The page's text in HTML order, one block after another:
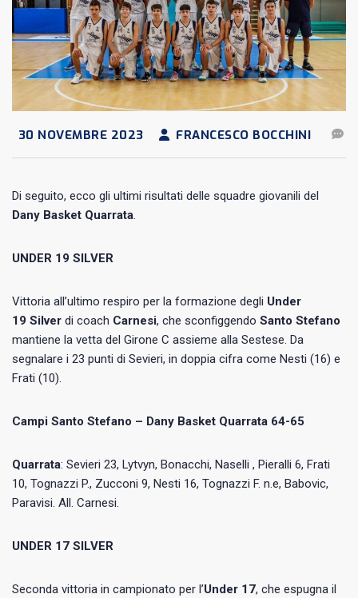
30 NOVEMBRE 2023 FRANCESCO BOCCHINI
Di seguito, ecco gli ultimi risultati delle squadre giovanili del
Dany Basket Quarrata.
UNDER 19 SILVER
Vittoria all’ultimo respiro per la formazione degli Under
19 Silver di coach Carnesi, che sconfiggendo Santo Stefano
mantiene la vetta del Girone C assieme alla Sestese. Da
segnalare i 23 punti di Sevieri, in doppia cifra come Nesti (16) e
Frati (10).
Campi Santo Stefano – Dany Basket Quarrata 64-65
Quarrata: Sevieri 23, Lytvyn, Bonacchi, Naselli , Pieralli 6, Frati
10, Tognazzi P., Zucconi 9, Nesti 16, Tognazzi F. n.e, Babovic,
Paravisi. All. Carnesi.
UNDER 17 SILVER
Seconda vittoria in campionato per l’Under 17, che espugna il